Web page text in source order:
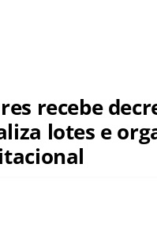
recebe
lotes e